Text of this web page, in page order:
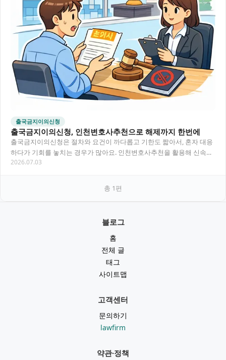
출국금지이의신청
출국금지이의신청, 인천변호사추천으로 해제까지 한번에
출국금지이의신청은 절차와 요건이 까다롭고 기한도 짧아서, 혼자 대응
하다가 기회를 놓치는 경우가 많아요. 인천변호사추천을 활용해 신속하
고 정확하게 이의신청부터 해제까지 진행하는 방법…
2026.07.03
총 1편
블로그
홈
전체 글
태그
사이트맵
고객센터
문의하기
lawfirm
약관·정책